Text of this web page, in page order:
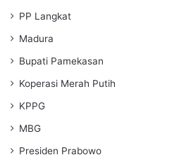
PP Langkat
Madura
Bupati Pamekasan
Koperasi Merah Putih
KPPG
MBG
Presiden Prabowo